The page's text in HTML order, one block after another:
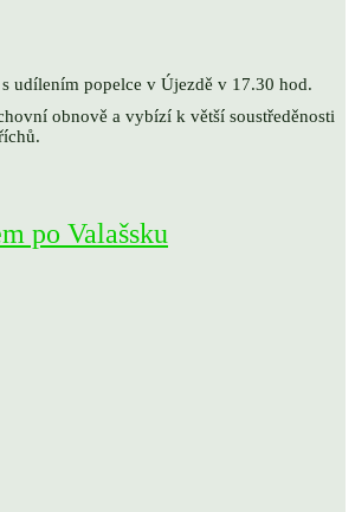
udílením popelce v Újezdě v 17.30 hod.
obnově a vybízí k větší soustředěnosti
po Valašsku